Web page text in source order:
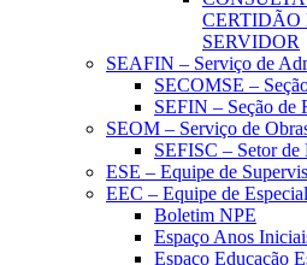
CERTIDÃO
SERVIDOR
SEAFIN – Serviço de
SECOMSE –
SEFIN – Seção de
SEOM – Serviço de
SEFISC – Setor de
ESE – Equipe de
EEC – Equipe de
Boletim NPE
Espaço Anos
Espaço Educação